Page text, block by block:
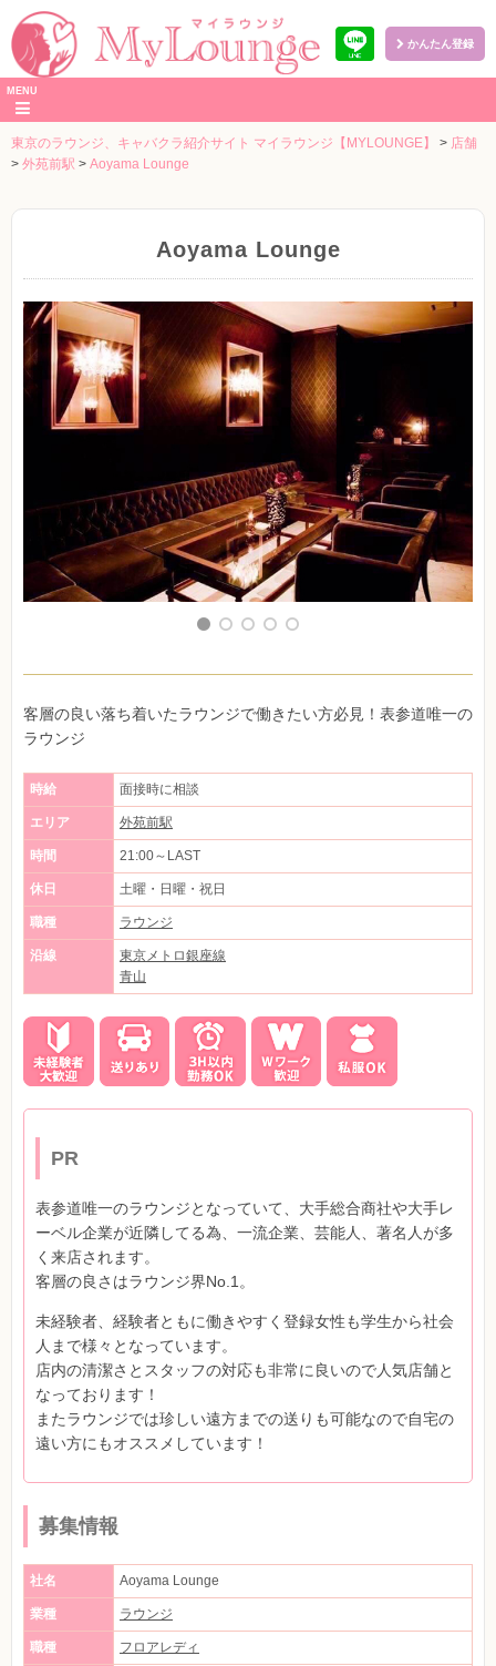
本
へ
かんたん登録
MENU
東京のラウンジ、キャバクラ紹介サイト マイラウンジ【MYLOUNGE】 > 店舗
> 外苑前駅 > Aoyama Lounge
Aoyama Lounge
客層の良い落ち着いたラウンジで働きたい方必見！表参道唯一の
ラウンジ
時給 面接時に相談
エリア 外苑前駅
時間 21:00～LAST
休日 土曜・日曜・祝日
職種 ラウンジ
沿線
東京メトロ銀座線
青山
PR
表参道唯一のラウンジとなっていて、大手総合商社や大手レ
ーベル企業が近隣してる為、一流企業、芸能人、著名人が多
く来店されます。
客層の良さはラウンジ界No.1。
未経験者、経験者ともに働きやすく登録女性も学生から社会
人まで様々となっています。
店内の清潔さとスタッフの対応も非常に良いので人気店舗と
なっております！
またラウンジでは珍しい遠方までの送りも可能なので自宅の
遠い方にもオススメしています！
募集情報
社名 Aoyama Lounge
業種 ラウンジ
職種 フロアレディ